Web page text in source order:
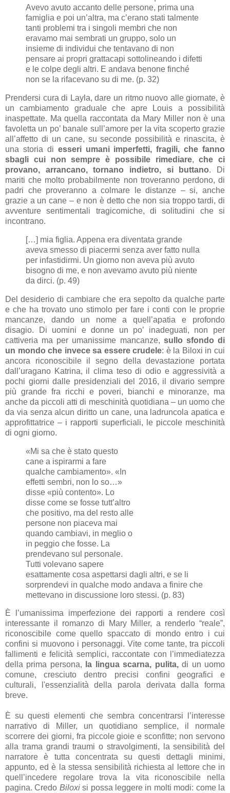
Avevo avuto accanto delle persone, prima una
famiglia e poi un’altra, ma c’erano stati talmente
tanti problemi tra i singoli membri che non
eravamo mai sembrati un gruppo, solo un
insieme di individui che tentavano di non
pensare ai propri grattacapi sottolineando i difetti
e le colpe degli altri. E andava benone finché
non se la rifacevano su di me. (p. 32)
Prendersi cura di Layla, dare un ritmo nuovo alle giornate, è
un cambiamento graduale che apre Louis a possibilità
inaspettate. Ma quella raccontata da Mary Miller non è una
favoletta un po’ banale sull’amore per la vita scoperto grazie
all’affetto di un cane, su seconde possibilità e rinascita, è
una storia di esseri umani imperfetti, fragili, che fanno
sbagli cui non sempre è possibile rimediare,che ci
provano, arrancano, tornano indietro, si buttano. Di
mariti che molto probabilmente non troveranno perdono, di
padri che proveranno a colmare le distanze – si, anche
grazie a un cane – e non è detto che non sia troppo tardi, di
avventure sentimentali tragicomiche, di solitudini che si
incontrano.
[…] mia figlia. Appena era diventata grande
aveva smesso di piacermi senza aver fatto nulla
per infastidirmi. Un giorno non aveva più avuto
bisogno di me, e non avevamo avuto più niente
da dirci. (p. 49)
Del desiderio di cambiare che era sepolto da qualche parte
e che ha trovato uno stimolo per fare i conti con le proprie
mancanze, dando un nome a quell’apatia e profondo
disagio. Di uomini e donne un po’ inadeguati, non per
cattiveria ma per umanissime mancanze, sullo sfondo di
un mondo che invece sa essere crudele: è la Biloxi in cui
ancora riconoscibile il segno della devastazione portata
dall’uragano Katrina, il clima teso di odio e aggressività a
pochi giorni dalle presidenziali del 2016, il divario sempre
più grande fra ricchi e poveri, bianchi e minoranze, ma
anche da piccoli atti di meschinità quotidiana – un uomo che
da via senza alcun diritto un cane, una ladruncola apatica e
approfittatrice – i rapporti superficiali, le piccole meschinità
di ogni giorno.
«Mi sa che è stato questo
cane a ispirarmi a fare
qualche cambiamento». «In
effetti sembri, non lo so…»
disse «più contento». Lo
disse come se fosse tutt’altro
che positivo, ma del resto alle
persone non piaceva mai
quando cambiavi, in meglio o
in peggio che fosse. La
prendevano sul personale.
Tutti volevano sapere
esattamente cosa aspettarsi dagli altri, e se li
sorprendevi in qualche modo andava a finire che
mettevano in discussione loro stessi. (p. 83)
È l’umanissima imperfezione dei rapporti a rendere così
interessante il romanzo di Mary Miller, a renderlo “reale”,
riconoscibile come quello spaccato di mondo entro i cui
confini si muovono i personaggi. Vite come tante, tra piccoli
fallimenti e felicità semplici, raccontate con l’immediatezza
della prima persona,
la lingua scarna, pulita,di un uomo
comune, cresciuto dentro precisi confini geografici e
culturali, l'essenzialità della parola derivata dalla forma
breve.
È su questi elementi che sembra concentrarsi l’interesse
narrativo di Miller, un quotidiano semplice, il normale
scorrere dei giorni, fra piccole gioie e sconfitte; non servono
alla trama grandi traumi o stravolgimenti, la sensibilità del
narratore è tutta concentrata su questi dettagli minimi,
appunto, ed è la stessa sensibilità richiesta al lettore che in
quell’incedere regolare trova la vita riconoscibile nella
pagina. Credo Biloxisi possa leggere in molti modi: come la